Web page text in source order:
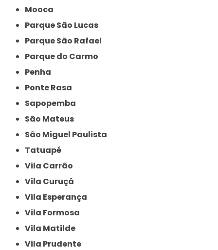
Mooca
Parque São Lucas
Parque São Rafael
Parque do Carmo
Penha
Ponte Rasa
Sapopemba
São Mateus
São Miguel Paulista
Tatuapé
Vila Carrão
Vila Curuçá
Vila Esperança
Vila Formosa
Vila Matilde
Vila Prudente